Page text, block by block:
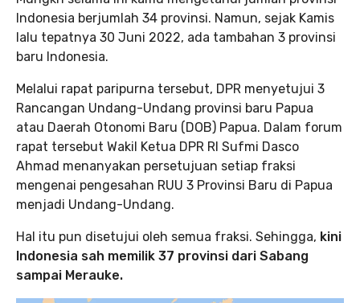
Indonesia berjumlah 34 provinsi. Namun, sejak Kamis
lalu tepatnya 30 Juni 2022, ada tambahan 3 provinsi
baru Indonesia.
Melalui rapat paripurna tersebut, DPR menyetujui 3
Rancangan Undang-Undang provinsi baru Papua
atau Daerah Otonomi Baru (DOB) Papua. Dalam forum
rapat tersebut Wakil Ketua DPR RI Sufmi Dasco
Ahmad menanyakan persetujuan setiap fraksi
mengenai pengesahan RUU 3 Provinsi Baru di Papua
menjadi Undang-Undang.
Hal itu pun disetujui oleh semua fraksi. Sehingga, kini
Indonesia sah memilik 37 provinsi dari Sabang
sampai Merauke.